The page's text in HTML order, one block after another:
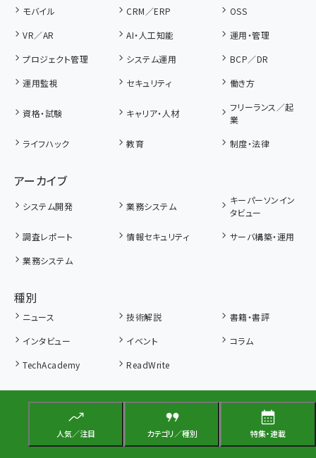
人気／注目 カテゴリ／種別 特集・連載
モバイル
CRM／ERP
OSS
VR／AR
AI・人工知能
運用・管理
プロジェクト管理
システム運用
BCP／DR
運用監視
セキュリティ 働き方
資格・試験 キャリア・人材
フリーランス／起
業
ライフハック
教育 制度・法律
アーカイブ
システム開発 業務システム
キーパーソンイン
タビュー
調査レポート
情報セキュリティ
サーバ構築・運用
業務システム
種別
ニュース 技術解説
書籍・書評
インタビュー
イベント
コラム
TechAcademy
ReadWrite